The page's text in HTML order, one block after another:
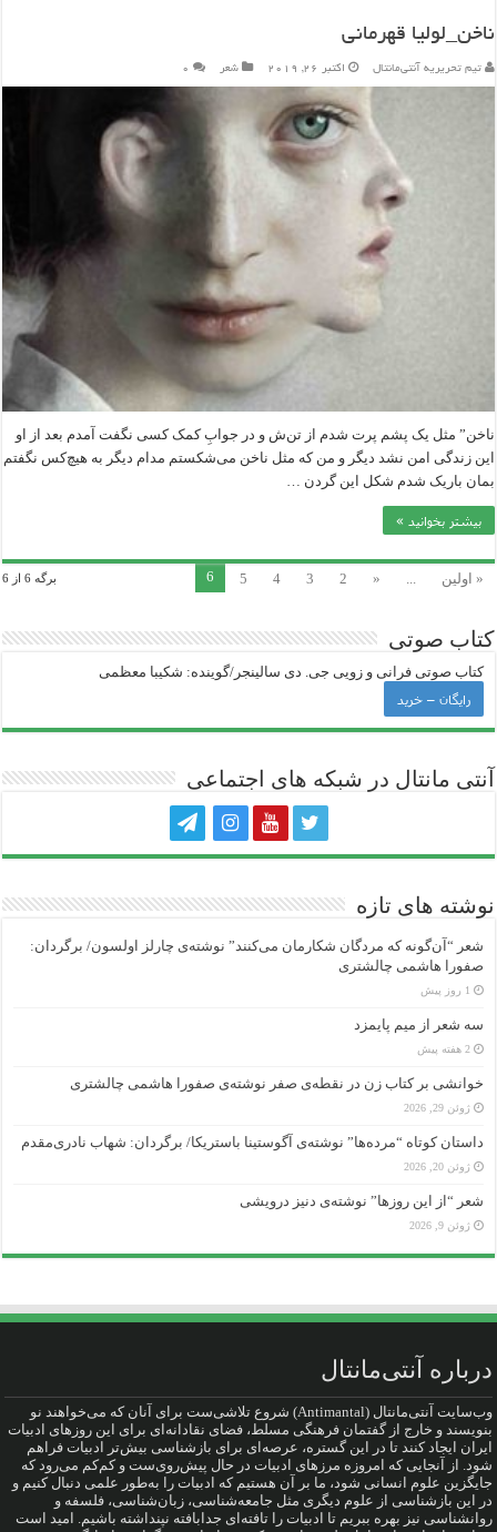
ناخن_لولیا قهرمانی
تیم تحریریه آنتی‌مانتال اکتبر 26, 2019 شعر ۰
ناخن” مثل یک پشم پرت شدم از تن‌ش و در جوابِ کمک کسی نگفت آمدم بعد از او
این زندگی امن نشد دیگر و من که مثل ناخن‌ می‌شکستم مدام دیگر به هیچ‌کس نگفتم
بمان باریک شدم شکل این گردن …
بیشتر بخوانید »
برگه 6 از 6 « اولین ...
«
2
3
4
5
6
کتاب صوتی
کتاب صوتی فرانی و زویی جی‌. دی سالینجر/گوینده: شکیبا معظمی
رایگان – خرید
آنتی ‌مانتال در شبکه های اجتماعی
نوشته های تازه
شعر “آن‌گونه که مردگان شکارمان می‌کنند” نوشته‌ی چارلز اولسون/ برگردان:
صفورا هاشمی چالشتری
1 روز پیش
سه شعر از میم پایمزد
2 هفته پیش
خوانشی بر کتاب زن در نقطه‌ی صفر نوشته‌ی صفورا هاشمی چالشتری
ژوئن 29, 2026
داستان کوتاه “مرده‌ها” نوشته‌ی آگوستینا باستریکا/ برگردان: شهاب نادری‌مقدم
ژوئن 20, 2026
شعر “از این روزها” نوشته‌ی دنیز درویشی
ژوئن 9, 2026
درباره آنتی‌مانتال
وب‌سایت آنتی‌مانتال (Antimantal) شروع تلاشی‌ست برای آنان که می‌خواهند نو
بنویسند و خارج از گفتمان فرهنگی مسلط، فضای نقادانه‌ای برای این روزهای ادبیات
ایران ایجاد کنند تا در این گستره، عرصه‌ای برای بازشناسی بیش‌تر ادبیات فراهم
شود. از آنجایی که امروزه مرزهای ادبیات در حال پیش‌روی‌ست و کم‌کم می‌رود که
جایگزین علوم انسانی شود، ما بر آن هستیم که ادبیات را به‌طور علمی دنبال کنیم و
در این بازشناسی از علوم دیگری مثل جامعه‌شناسی، زبان‌شناسی، فلسفه و
روانشناسی نیز بهره ببریم تا ادبیات را تافته‌ای جدا‌بافته نپنداشته باشیم. امید است